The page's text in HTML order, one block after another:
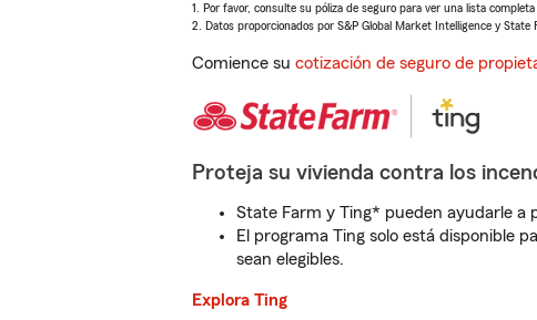
1. Por favor, consulte su póliza de seguro para ver una lista
2. Datos proporcionados por S&P Global Market Intelligence y State
Comience su cotización de seguro de
Proteja su vivienda contra los
State Farm y Ting* pueden ayudarle a
El programa Ting solo está disponible
sean elegibles.
Explora Ting